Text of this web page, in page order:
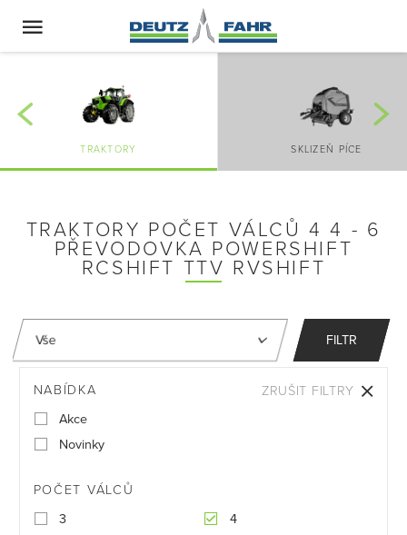
TRAKTORY SKLIZEŇ PÍCE
TRAKTORY POČET VÁLCŮ 4 4 - 6
PŘEVODOVKA POWERSHIFT
RCSHIFT TTV RVSHIFT
FILTR
NABÍDKA
Akce
Novinky
POČET VÁLCŮ
3
4
ZRUŠIT FILTRY